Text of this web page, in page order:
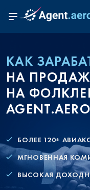
КАК
НА
НА
AGENT.AERO
БОЛЕЕ 120+
МГНОВЕННАЯ
ВЫСОКАЯ